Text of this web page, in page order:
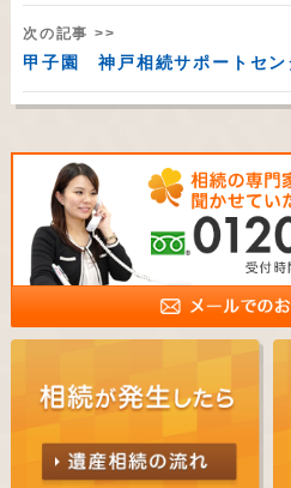
次の記事 >>
甲子園 神戸相続サポートセン